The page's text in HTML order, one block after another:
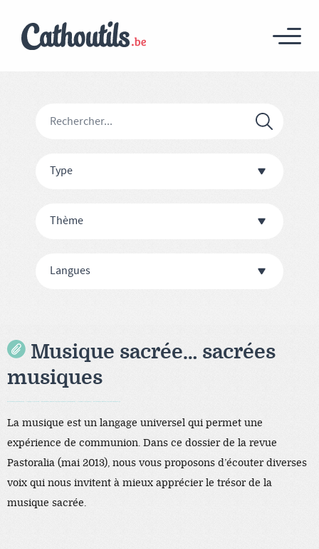
Type
Thème
Langues
Musique sacrée… sacrées
musiques
La musique est un langage universel qui permet une
expérience de communion. Dans ce dossier de la revue
Pastoralia (mai 2013), nous vous proposons d’écouter diverses
voix qui nous invitent à mieux apprécier le trésor de la
musique sacrée.